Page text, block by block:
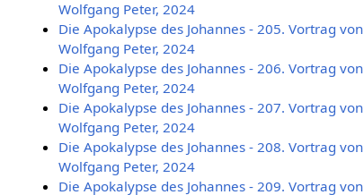
Wolfgang Peter, 2024
Die Apokalypse des Johannes - 205. Vortrag von
Wolfgang Peter, 2024
Die Apokalypse des Johannes - 206. Vortrag von
Wolfgang Peter, 2024
Die Apokalypse des Johannes - 207. Vortrag von
Wolfgang Peter, 2024
Die Apokalypse des Johannes - 208. Vortrag von
Wolfgang Peter, 2024
Die Apokalypse des Johannes - 209. Vortrag von